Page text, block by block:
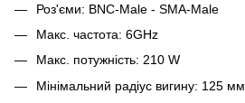
Роз'єми: BNC-Male - SMA-Male
Макс. частота: 6GHz
Макс. потужність: 210 W
Мінімальний радіус вигину: 125 мм